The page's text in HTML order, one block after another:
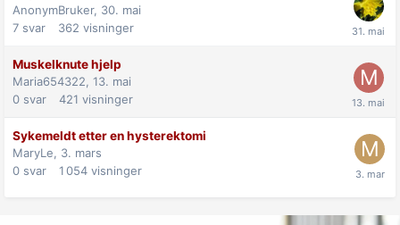
AnonymBruker, 30. mai
7 svar 362 visninger
Muskelknute hjelp
Maria654322, 13. mai
0 svar 421 visninger
Sykemeldt etter en hysterektomi
MaryLe, 3. mars
0 svar 1 054 visninger